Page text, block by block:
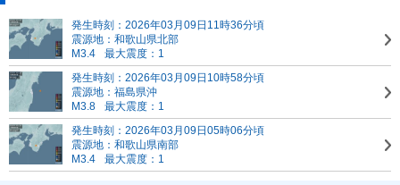
発生時刻：2026年03月09日11時36分頃
震源地：和歌山県北部
M3.4
最大震度：1
発生時刻：2026年03月09日10時58分頃
震源地：福島県沖
M3.8
最大震度：1
発生時刻：2026年03月09日05時06分頃
震源地：和歌山県南部
M3.4
最大震度：1